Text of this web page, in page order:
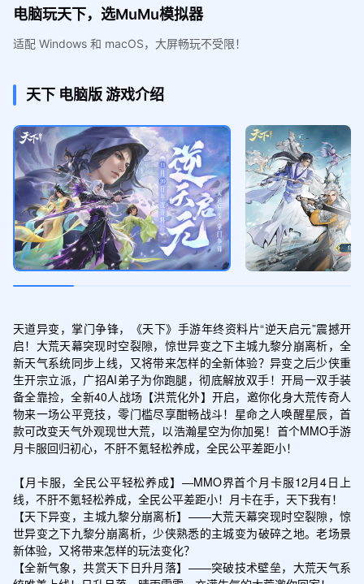
电脑玩天下，选MuMu模拟器
适配 Windows 和 macOS，大屏畅玩不受限！
天下 电脑版游戏介绍
天道异变，掌门争锋，《天下》手游年终资料片“逆天启元”震撼开
启！大荒天幕突现时空裂隙，惊世异变之下主城九黎分崩离析，全
新天气系统同步上线，又将带来怎样的全新体验？异变之后少侠重
生开宗立派，广招AI弟子为你跑腿，彻底解放双手！开局一双手装
备全靠捡，全新40人战场【洪荒化外】开启，邀你化身大荒传奇人
物来一场公平竞技，零门槛尽享酣畅战斗！星命之人唤醒星辰，首
款可改变天气外观现世大荒，以浩瀚星空为你加冕！首个MMO手游
月卡服回归初心，不肝不氪轻松养成，全民公平差距小！
【月卡服，全民公平轻松养成】—MMO界首个月卡服12月4日上
线，不肝不氪轻松养成，全民公平差距小！月卡在手，天下我有！
【天下异变，主城九黎分崩离析】——大荒天幕突现时空裂隙，惊
世异变之下九黎分崩离析，少侠熟悉的主城变为破碎之地。老场景
新体验，又将带来怎样的玩法变化？
【全新气象，共赏天下日升月落】——突破技术壁垒，大荒天气系